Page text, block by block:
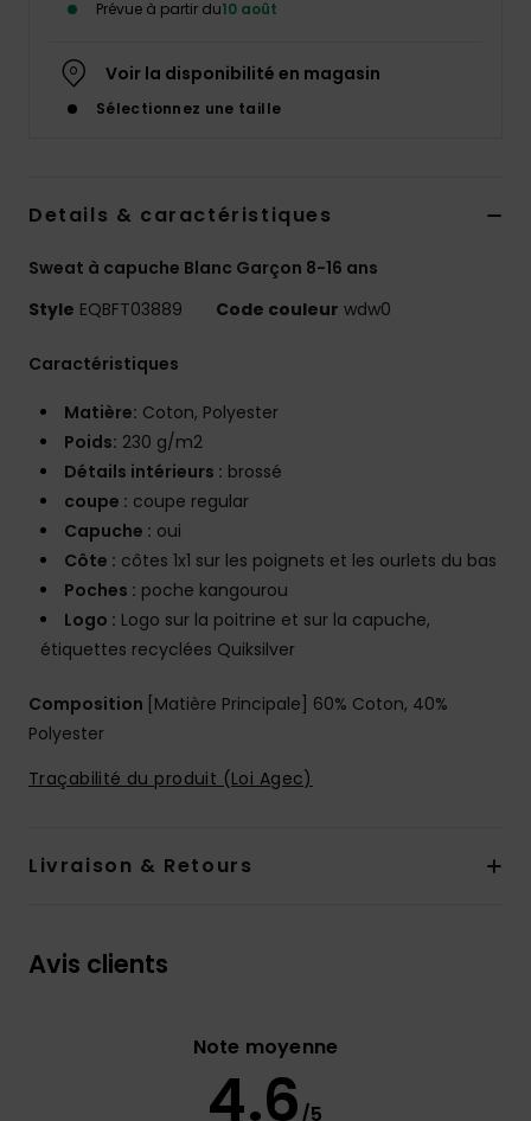
Prévue à partir du10 août
Voir la disponibilité en magasin
Sélectionnez une taille
Details & caractéristiques
Sweat à capuche Blanc Garçon 8-16 ans
Style EQBFT03889 Code couleur wdw0
Caractéristiques
Matière: Coton, Polyester
Poids: 230 g/m2
Détails intérieurs : brossé
coupe : coupe regular
Capuche : oui
Côte : côtes 1x1 sur les poignets et les ourlets du bas
Poches : poche kangourou
Logo : Logo sur la poitrine et sur la capuche,
étiquettes recyclées Quiksilver
Composition [Matière Principale] 60% Coton, 40%
Polyester
Traçabilité du produit (Loi Agec)
Livraison & Retours
Avis clients
Note moyenne
4.6/5